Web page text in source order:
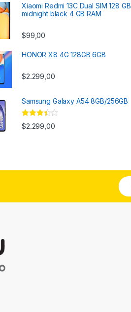
Xiaomi Redmi 13C Dual SIM 128 GB
midnight black 4 GB RAM
$99,00
HONOR X8 4G 128GB 6GB
$2.299,00
Samsung Galaxy A54 8GB/256GB
Valorado
con3.33
$2.299,00
E
m